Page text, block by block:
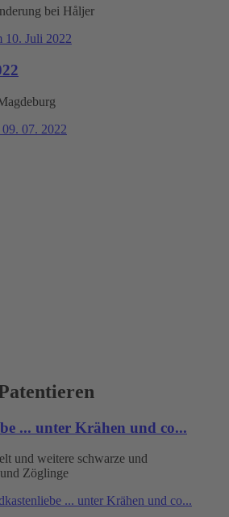
bei Håljer
10. Juli 2022
07. 2022
... unter Krähen und co...
und weitere schwarze und
Zöglinge
... unter Krähen und co...